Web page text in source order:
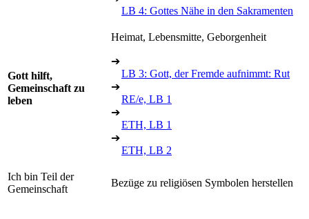
LB 4: Gottes Nähe in den Sakramenten
Gott hilft,
Gemeinschaft zu
leben
Heimat, Lebensmitte, Geborgenheit
➔
LB 3: Gott, der Fremde aufnimmt: Rut
➔
RE/e, LB 1
➔
ETH, LB 1
➔
ETH, LB 2
Ich bin Teil der
Gemeinschaft
Bezüge zu religiösen Symbolen herstellen